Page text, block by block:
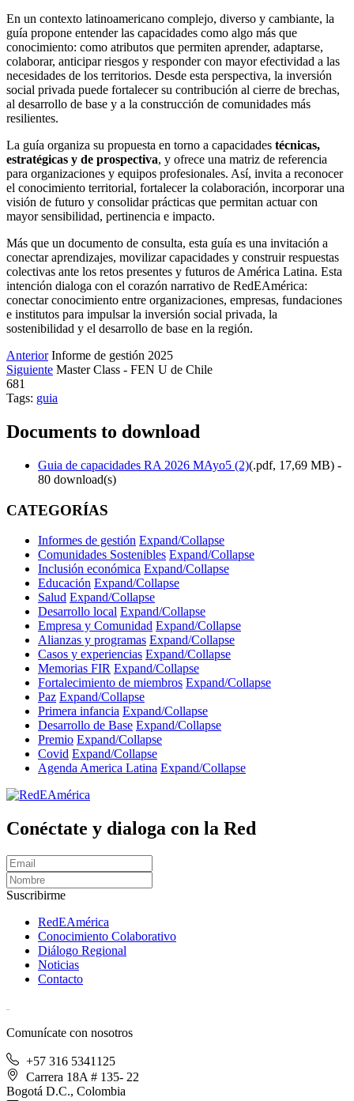
En un contexto latinoamericano complejo, diverso y cambiante, la
guía propone entender las capacidades como algo más que
conocimiento: como atributos que permiten aprender, adaptarse,
colaborar, anticipar riesgos y responder con mayor efectividad a las
necesidades de los territorios. Desde esta perspectiva, la inversión
social privada puede fortalecer su contribución al cierre de brechas,
al desarrollo de base y a la construcción de comunidades más
resilientes.
La guía organiza su propuesta en torno a capacidades técnicas,
estratégicas y de prospectiva, y ofrece una matriz de referencia
para organizaciones y equipos profesionales. Así, invita a reconocer
el conocimiento territorial, fortalecer la colaboración, incorporar una
visión de futuro y consolidar prácticas que permitan actuar con
mayor sensibilidad, pertinencia e impacto.
Más que un documento de consulta, esta guía es una invitación a
conectar aprendizajes, movilizar capacidades y construir respuestas
colectivas ante los retos presentes y futuros de América Latina. Esta
intención dialoga con el corazón narrativo de RedEAmérica:
conectar conocimiento entre organizaciones, empresas, fundaciones
e institutos para impulsar la inversión social privada, la
sostenibilidad y el desarrollo de base en la región.
Anterior Informe de gestión 2025
Siguiente Master Class - FEN U de Chile
681
Tags: guia
Documents to download
Guia de capacidades RA 2026 MAyo5 (2)(.pdf, 17,69 MB) -
80 download(s)
CATEGORÍAS
Informes de gestión Expand/Collapse
Comunidades Sostenibles Expand/Collapse
Inclusión económica Expand/Collapse
Educación Expand/Collapse
Salud Expand/Collapse
Desarrollo local Expand/Collapse
Empresa y Comunidad Expand/Collapse
Alianzas y programas Expand/Collapse
Casos y experiencias Expand/Collapse
Memorias FIR Expand/Collapse
Fortalecimiento de miembros Expand/Collapse
Paz Expand/Collapse
Primera infancia Expand/Collapse
Desarrollo de Base Expand/Collapse
Premio Expand/Collapse
Covid Expand/Collapse
Agenda America Latina Expand/Collapse
Conéctate y dialoga con la Red
Suscribirme
RedEAmérica
Conocimiento Colaborativo
Diálogo Regional
Noticias
Contacto
Comunícate con nosotros
+57 316 5341125
Carrera 18A # 135- 22
Bogotá D.C., Colombia